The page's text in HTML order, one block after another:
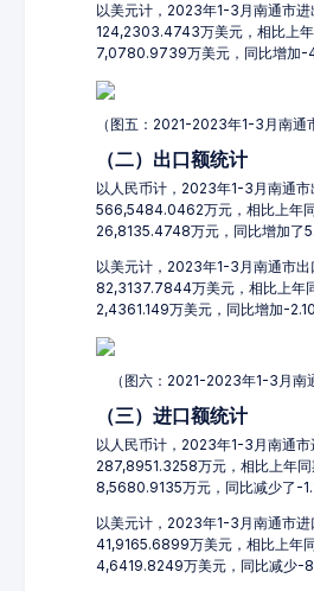
以美元计，2023年1-3月南通市进
124,2303.4743万美元，相比上
7,0780.9739万美元，同比增加-
（图五：2021-2023年1-3月南通
（二）出口额统计
以人民币计，2023年1-3月南通市
566,5484.0462万元，相比上年
26,8135.4748万元，同比增加了
以美元计，2023年1-3月南通市出
82,3137.7844万美元，相比上年
2,4361.149万美元，同比增加-
（图六：2021-2023年1-3月南
（三）进口额统计
以人民币计，2023年1-3月南通市
287,8951.3258万元，相比上年同
8,5680.9135万元，同比减少了-
以美元计，2023年1-3月南通市进
41,9165.6899万美元，相比上年
4,6419.8249万美元，同比减少-